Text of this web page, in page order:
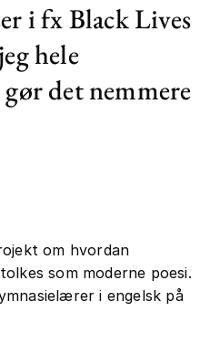
i fx Black Lives
hele
det nemmere
om hvordan
som moderne poesi.
i engelsk på